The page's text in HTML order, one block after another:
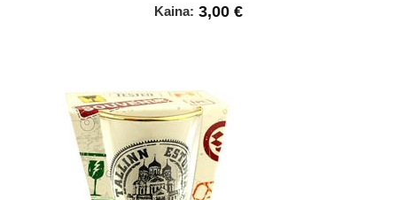
Kaina: 3,00 €